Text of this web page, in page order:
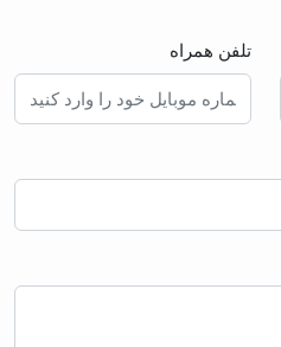
تلفن همراه